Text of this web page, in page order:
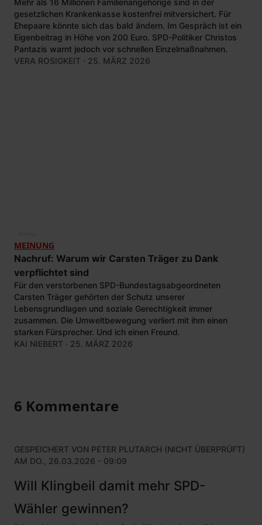
gesetzlichen Krankenkasse kostenfrei mitversichert. Für
Ehepaare könnte sich das bald ändern. Im Gespräch ist ein
Eigenbeitrag in Höhe von 200 Euro. SPD-Politiker Christos
Pantazis warnt jedoch vor schnellen Einzelmaßnahmen.
VERA ROSIGKEIT · 25. MÄRZ 2026
MEINUNG
Nachruf: Warum wir Carsten Träger zu Dank
verpflichtet sind
Für den verstorbenen SPD-Bundestagsabgeordneten
Carsten Träger gehörten der Schutz unserer
Lebensgrundlagen und soziale Gerechtigkeit immer
zusammen. Die Umweltbewegung verliert mit ihm einen
starken Fürsprecher. Und ich einen Freund.
KAI NIEBERT · 25. MÄRZ 2026
6 Kommentare
GESPEICHERT VON PETER PLUTARCH (NICHT ÜBERPRÜFT)
AM DO., 26.03.2026 - 09:09
Will Klingbeil damit mehr SPD-
Wähler gewinnen?